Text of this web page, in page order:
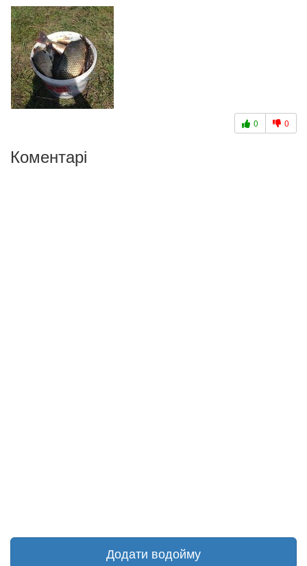
0 0
Коментарі
Додати водойму